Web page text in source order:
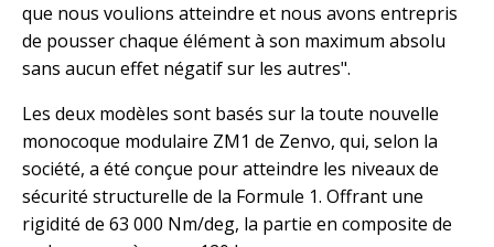
que nous voulions atteindre et nous avons entrepris
de pousser chaque élément à son maximum absolu
sans aucun effet négatif sur les autres".
Les deux modèles sont basés sur la toute nouvelle
monocoque modulaire ZM1 de Zenvo, qui, selon la
société, a été conçue pour atteindre les niveaux de
sécurité structurelle de la Formule 1. Offrant une
rigidité de 63 000 Nm/deg, la partie en composite de